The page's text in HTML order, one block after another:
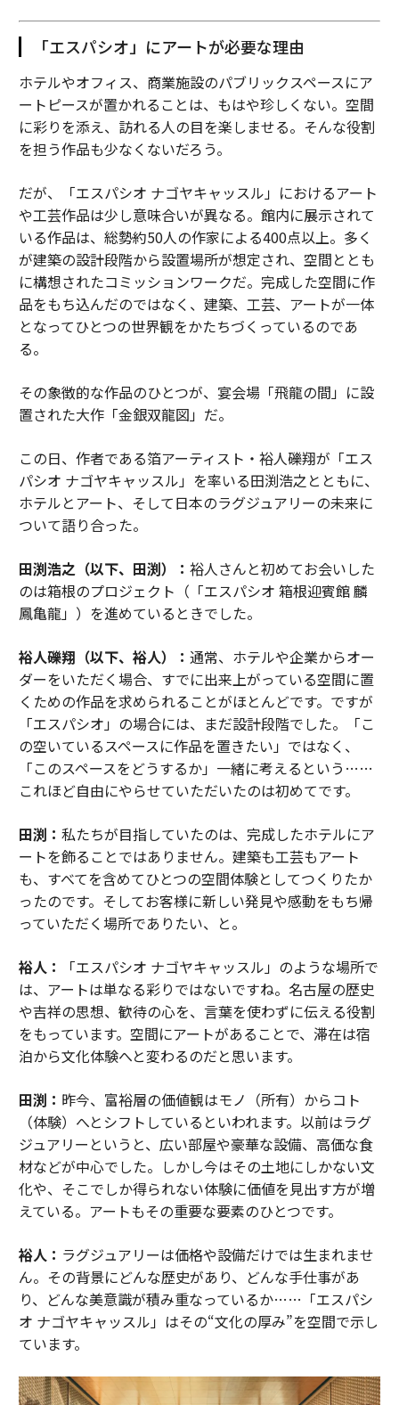
「エスパシオ」にアートが必要な理由
ホテルやオフィス、商業施設のパブリックスペースにア
ートピースが置かれることは、もはや珍しくない。空間
に彩りを添え、訪れる人の目を楽しませる。そんな役割
を担う作品も少なくないだろう。
だが、「エスパシオ ナゴヤキャッスル」におけるアート
や工芸作品は少し意味合いが異なる。館内に展示されて
いる作品は、総勢約50人の作家による400点以上。多く
が建築の設計段階から設置場所が想定され、空間ととも
に構想されたコミッションワークだ。完成した空間に作
品をもち込んだのではなく、建築、工芸、アートが一体
となってひとつの世界観をかたちづくっているのであ
る。
その象徴的な作品のひとつが、宴会場「飛龍の間」に設
置された大作「金銀双龍図」だ。
この日、作者である箔アーティスト・裕人礫翔が「エス
パシオ ナゴヤキャッスル」を率いる田渕浩之とともに、
ホテルとアート、そして日本のラグジュアリーの未来に
ついて語り合った。
田渕浩之（以下、田渕）： 裕人さんと初めてお会いした
のは箱根のプロジェクト（「エスパシオ 箱根迎賓館 麟
鳳亀龍」）を進めているときでした。
裕人礫翔（以下、裕人）： 通常、ホテルや企業からオー
ダーをいただく場合、すでに出来上がっている空間に置
くための作品を求められることがほとんどです。ですが
「エスパシオ」の場合には、まだ設計段階でした。「こ
の空いているスペースに作品を置きたい」ではなく、
「このスペースをどうするか」一緒に考えるという……
これほど自由にやらせていただいたのは初めてです。
田渕： 私たちが目指していたのは、完成したホテルにア
ートを飾ることではありません。建築も工芸もアート
も、すべてを含めてひとつの空間体験としてつくりたか
ったのです。そしてお客様に新しい発見や感動をもち帰
っていただく場所でありたい、と。
裕人：
「エスパシオ ナゴヤキャッスル」のような場所で
は、アートは単なる彩りではないですね。名古屋の歴史
や吉祥の思想、歓待の心を、言葉を使わずに伝える役割
をもっています。空間にアートがあることで、滞在は宿
泊から文化体験へと変わるのだと思います。
田渕： 昨今、富裕層の価値観はモノ（所有）からコト
（体験）へとシフトしているといわれます。以前はラグ
ジュアリーというと、広い部屋や豪華な設備、高価な食
材などが中心でした。しかし今はその土地にしかない文
化や、そこでしか得られない体験に価値を見出す方が増
えている。アートもその重要な要素のひとつです。
裕人： ラグジュアリーは価格や設備だけでは生まれませ
ん。その背景にどんな歴史があり、どんな手仕事があ
り、どんな美意識が積み重なっているか……「エスパシ
オ ナゴヤキャッスル」はその“文化の厚み”を空間で示し
ています。